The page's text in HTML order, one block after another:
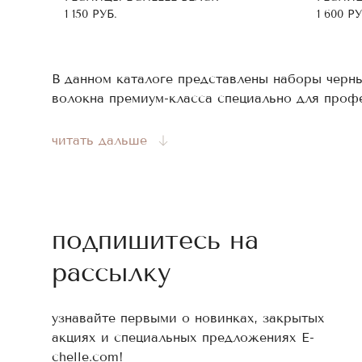
1 150 РУБ. 1 600
В данном каталоге представлены наборы
волокна премиум-класса специально для
Толщина волосков: 0.7, 0.10 и 0.12.
Ресницы черного цвета выпускаются в
ассортимент позволяет легко подобрать
насыщенным угольно-черным цветом,
Преимущества нашей
читать дальше
подпишитесь на
рассылку
узнавайте первыми о новинках, закрытых
акциях и специальных предложениях E-
chelle.com!